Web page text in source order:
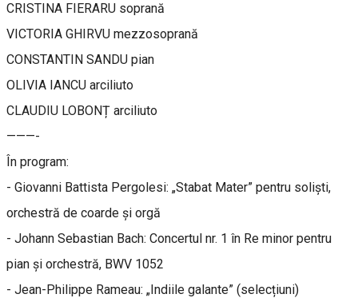
CRISTINA FIERARU soprană
VICTORIA GHIRVU mezzosoprană
CONSTANTIN SANDU pian
OLIVIA IANCU arciliuto
CLAUDIU LOBONȚ arciliuto
———-
În program:
- Giovanni Battista Pergolesi: „Stabat Mater” pentru soliști,
orchestră de coarde și orgă
- Johann Sebastian Bach: Concertul nr. 1 în Re minor pentru
pian și orchestră, BWV 1052
- Jean-Philippe Rameau: „Indiile galante” (selecțiuni)